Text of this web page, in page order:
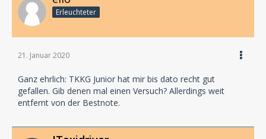
Erleuchteter
21. Januar 2020
Ganz ehrlich: TKKG Junior hat mir bis dato recht gut
gefallen. Gib denen mal einen Versuch? Allerdings weit
entfernt von der Bestnote.